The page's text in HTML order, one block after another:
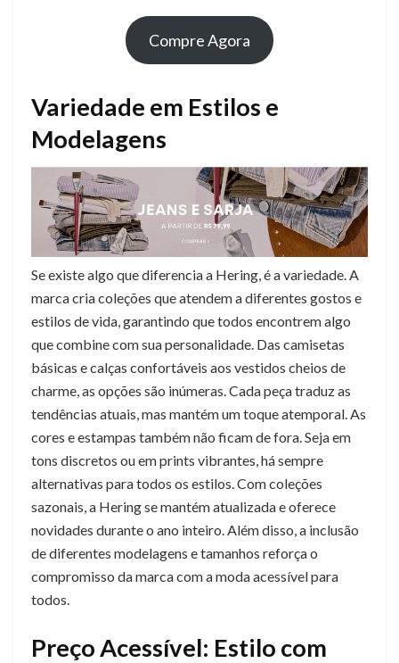
Compre Agora
Variedade em Estilos e
Modelagens
Se existe algo que diferencia a Hering, é a variedade. A
marca cria coleções que atendem a diferentes gostos e
estilos de vida, garantindo que todos encontrem algo
que combine com sua personalidade. Das camisetas
básicas e calças confortáveis aos vestidos cheios de
charme, as opções são inúmeras. Cada peça traduz as
tendências atuais, mas mantém um toque atemporal. As
cores e estampas também não ficam de fora. Seja em
tons discretos ou em prints vibrantes, há sempre
alternativas para todos os estilos. Com coleções
sazonais, a Hering se mantém atualizada e oferece
novidades durante o ano inteiro. Além disso, a inclusão
de diferentes modelagens e tamanhos reforça o
compromisso da marca com a moda acessível para
todos.
Preço Acessível: Estilo com